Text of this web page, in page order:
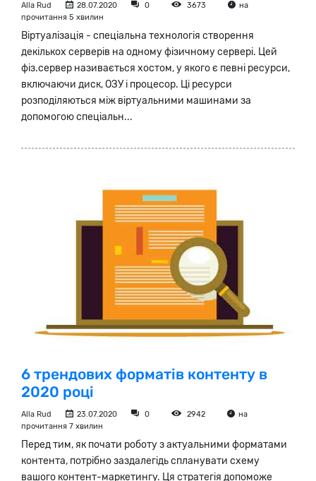
Alla Rud 28.07.2020 0 3673
на
прочитання 5 хвилин
Віртуалізація - спеціальна технологія створення
декількох серверів на одному фізичному сервері. Цей
фіз.сервер називається хостом, у якого є певні ресурси,
включаючи диск, ОЗУ і процесор. Ці ресурси
розподіляються між віртуальними машинами за
допомогою спеціальн...
6 трендових форматів контенту в
2020 році
Alla Rud 23.07.2020 0 2942
на
прочитання 7 хвилин
Перед тим, як почати роботу з актуальними форматами
контента, потрібно заздалегідь спланувати схему
вашого контент-маркетингу. Ця стратегія допоможе